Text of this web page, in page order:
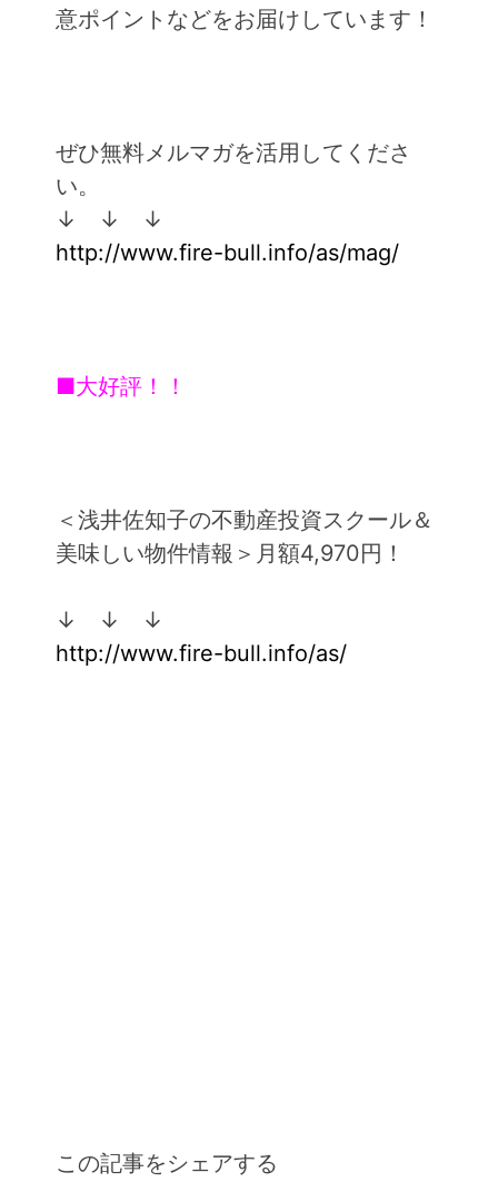
意ポイントなどをお届けしています！
ぜひ無料メルマガを活用してくださ
い。
↓ ↓ ↓
http://www.fire-bull.info/as/mag/
■大好評！！
＜浅井佐知子の不動産投資スクール＆
美味しい物件情報＞月額4,970円！
↓ ↓ ↓
http://www.fire-bull.info/as/
この記事をシェアする